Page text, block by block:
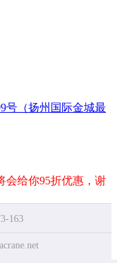
号（扬州国际金城最
会给你95折优惠，谢
163